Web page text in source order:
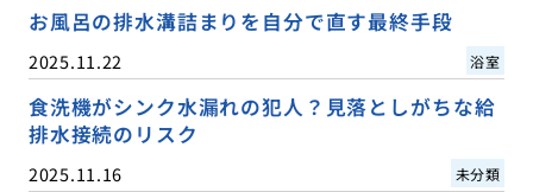
お風呂の排水溝詰まりを自分で直す最終手段
2025.11.22 浴室
食洗機がシンク水漏れの犯人？見落としがちな給
排水接続のリスク
2025.11.16 未分類